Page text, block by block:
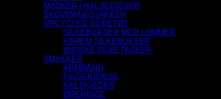
MASKER / HALSEDISSER
SKOVMANDSJAKKER
UPCYCLED SILKETØJ
SILKEBUKSER MED LOMMER
HAREM SILKEBUKSER
INDISKE SILKETASKER
SMYKKER
ARMBÅND
FINGERRINGE
HALSKÆDER
ØRERINGE